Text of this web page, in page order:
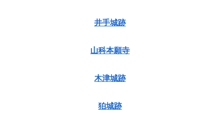
井手城跡
山科本願寺
木津城跡
狛城跡